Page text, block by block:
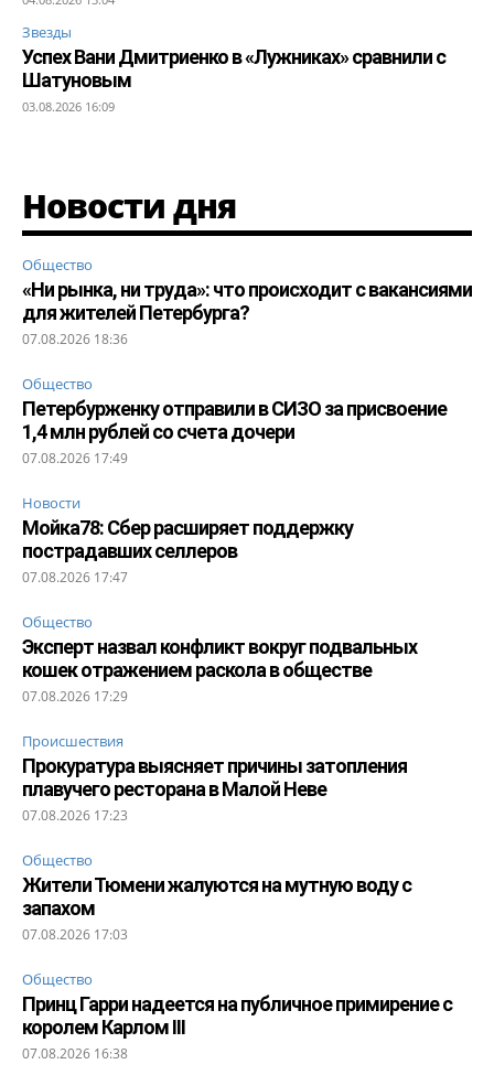
Звезды
Успех Вани Дмитриенко в «Лужниках» сравнили с
Шатуновым
03.08.2026 16:09
Новости дня
Общество
«Ни рынка, ни труда»: что происходит с вакансиями
для жителей Петербурга?
07.08.2026 18:36
Общество
Петербурженку отправили в СИЗО за присвоение
1,4 млн рублей со счета дочери
07.08.2026 17:49
Новости
Мойка78: Сбер расширяет поддержку
пострадавших селлеров
07.08.2026 17:47
Общество
Эксперт назвал конфликт вокруг подвальных
кошек отражением раскола в обществе
07.08.2026 17:29
Происшествия
Прокуратура выясняет причины затопления
плавучего ресторана в Малой Неве
07.08.2026 17:23
Общество
Жители Тюмени жалуются на мутную воду с
запахом
07.08.2026 17:03
Общество
Принц Гарри надеется на публичное примирение с
королем Карлом III
07.08.2026 16:38